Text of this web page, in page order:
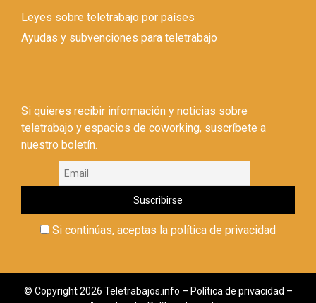
Leyes sobre teletrabajo por países
Ayudas y subvenciones para teletrabajo
Si quieres recibir información y noticias sobre
teletrabajo y espacios de coworking, suscríbete a
nuestro boletín.
Si continúas, aceptas la política de privacidad
© Copyright 2026 Teletrabajos.info – Política de privacidad –